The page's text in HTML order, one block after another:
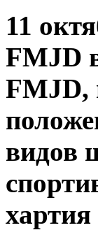
11
FMJD
FMJD,
видов